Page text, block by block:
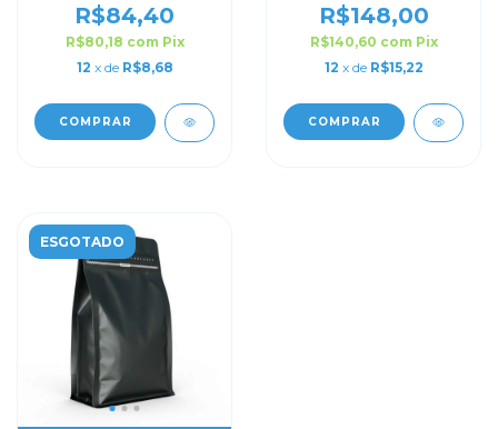
R$84,40
R$80,18 com Pix
12 x de R$8,68
COMPRAR
R$148,00
R$140,60 com Pix
12 x de R$15,22
COMPRAR
ESGOTADO